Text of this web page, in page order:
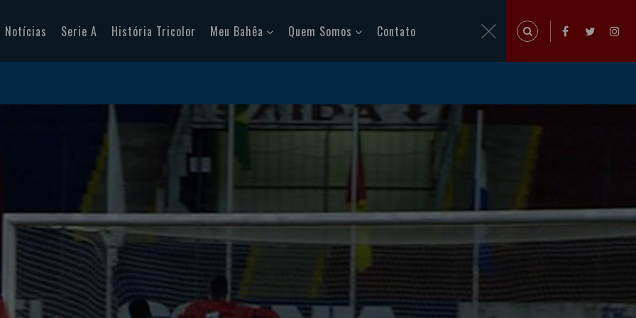
Notícias Serie A História Tricolor Meu Bahêa Quem Somos Contato